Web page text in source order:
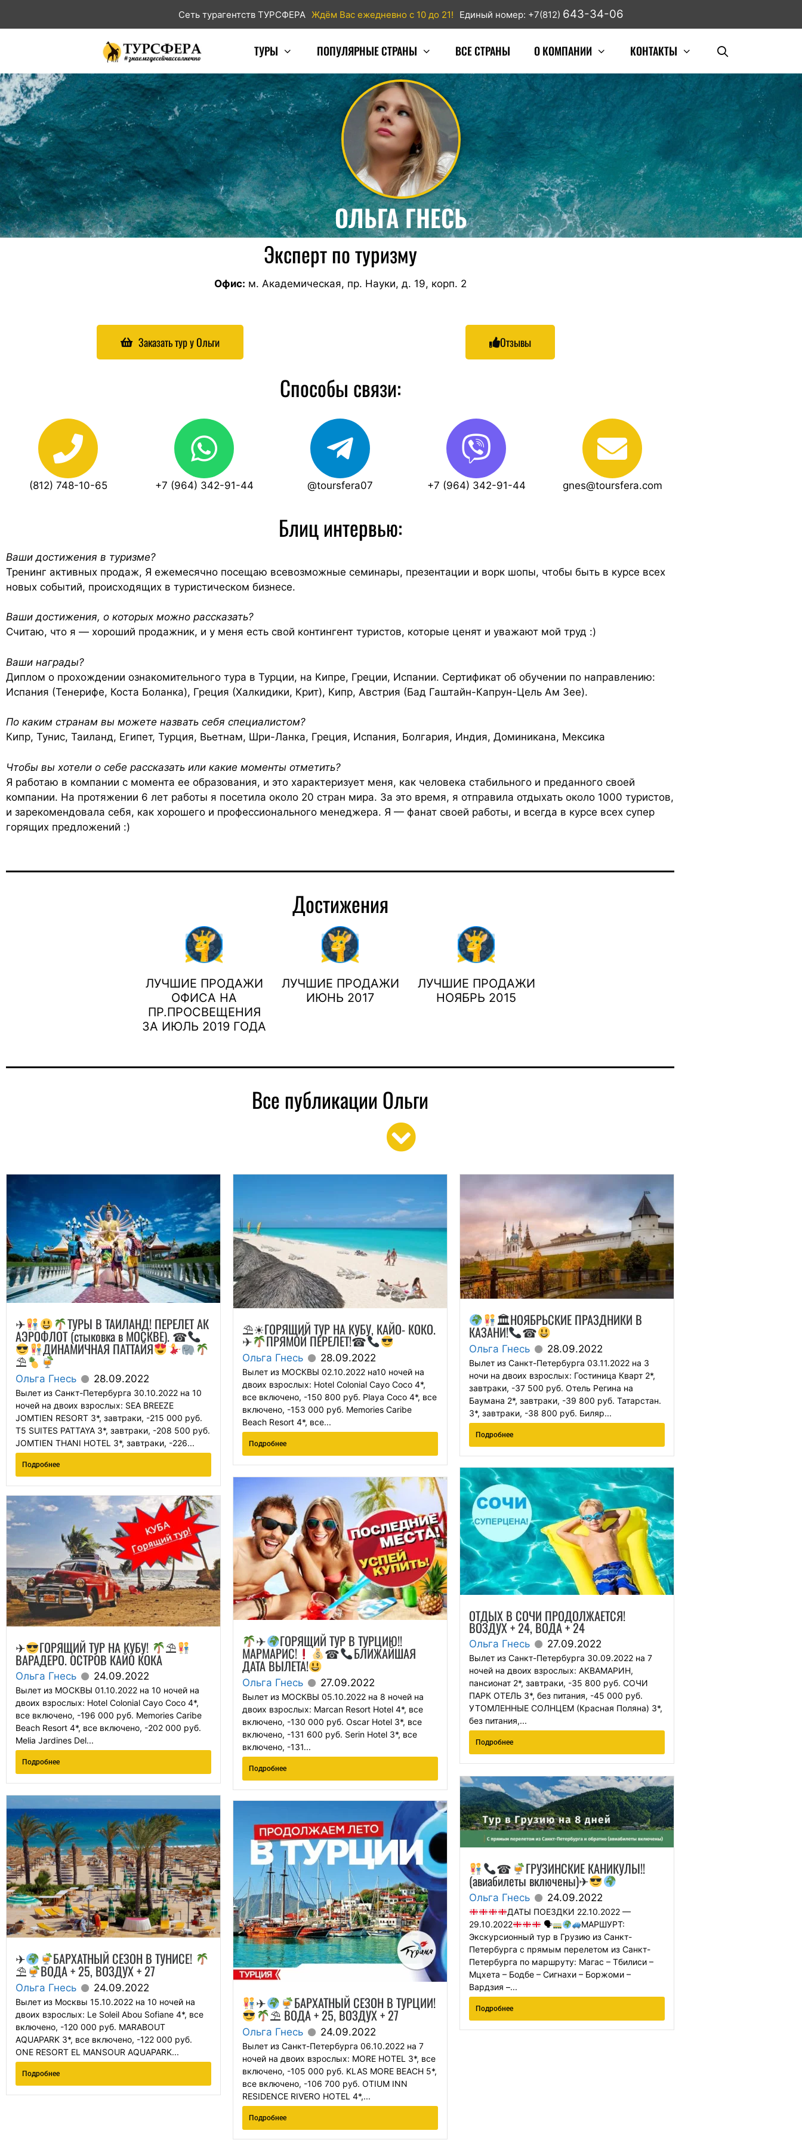
Сеть турагентств ТУРСФЕРА Ждём Вас ежедневно с 10 до 21! Единый номер: +7(812) 643-34-06
ТУРЫ ПОПУЛЯРНЫЕ СТРАНЫ ВСЕ СТРАНЫ О КОМПАНИИ КОНТАКТЫ
ОЛЬГА ГНЕСЬ
Эксперт по туризму
Офис: м. Академическая, пр. Науки, д. 19, корп. 2
Заказать тур у Ольги Отзывы
Способы связи:
(812) 748-10-65 +7 (964) 342-91-44 @toursfera07 +7 (964) 342-91-44 gnes@toursfera.com
Блиц интервью:
Ваши достижения в туризме?
Тренинг активных продаж, Я ежемесячно посещаю всевозможные семинары, презентации и ворк шопы, чтобы быть в курсе всех
новых событий, происходящих в туристическом бизнесе.
Ваши достижения, о которых можно рассказать?
Считаю, что я — хороший продажник, и у меня есть свой контингент туристов, которые ценят и уважают мой труд :)
Ваши награды?
Диплом о прохождении ознакомительного тура в Турции, на Кипре, Греции, Испании. Сертификат об обучении по направлению:
Испания (Тенерифе, Коста Боланка), Греция (Халкидики, Крит), Кипр, Австрия (Бад Гаштайн-Капрун-Цель Ам Зее).
По каким странам вы можете назвать себя специалистом?
Кипр, Тунис, Таиланд, Египет, Турция, Вьетнам, Шри-Ланка, Греция, Испания, Болгария, Индия, Доминикана, Мексика
Чтобы вы хотели о себе рассказать или какие моменты отметить?
Я работаю в компании с момента ее образования, и это характеризует меня, как человека стабильного и преданного своей
компании. На протяжении 6 лет работы я посетила около 20 стран мира. За это время, я отправила отдыхать около 1000 туристов,
и зарекомендовала себя, как хорошего и профессионального менеджера. Я — фанат своей работы, и всегда в курсе всех супер
горящих предложений :)
Достижения
ЛУЧШИЕ ПРОДАЖИ
ОФИСА НА
ПР.ПРОСВЕЩЕНИЯ
ЗА ИЮЛЬ 2019 ГОДА
ЛУЧШИЕ ПРОДАЖИ
ИЮНЬ 2017
ЛУЧШИЕ ПРОДАЖИ
НОЯБРЬ 2015
Все публикации Ольги
✈ ТУРЫ В ТАИЛАНД! ПЕРЕЛЕТ АК
АЭРОФЛОТ (стыковка в МОСКВЕ). ☎
ДИНАМИЧНАЯ ПАТТАЙЯ
⛱
Ольга Гнесь 28.09.2022
Вылет из Санкт-Петербурга 30.10.2022 на 10
ночей на двоих взрослых: SEA BREEZE
JOMTIEN RESORT 3*, завтраки, -215 000 руб.
T5 SUITES PATTAYA 3*, завтраки, -208 500 руб.
JOMTIEN THANI HOTEL 3*, завтраки, -226...
Подробнее
⛱☀ГОРЯЩИЙ ТУР НА КУБУ, КАЙО- КОКО.
✈ ПРЯМОЙ ПЕРЕЛЕТ!☎
Ольга Гнесь 28.09.2022
Вылет из МОСКВЫ 02.10.2022 на10 ночей на
двоих взрослых: Hotel Colonial Cayo Coco 4*,
все включено, -150 800 руб. Playa Coco 4*, все
включено, -153 000 руб. Memories Caribe
Beach Resort 4*, все...
Подробнее
🏛НОЯБРЬСКИЕ ПРАЗДНИКИ В
КАЗАНИ! ☎
Ольга Гнесь 28.09.2022
Вылет из Санкт-Петербурга 03.11.2022 на 3
ночи на двоих взрослых: Гостиница Кварт 2*,
завтраки, -37 500 руб. Отель Регина на
Баумана 2*, завтраки, -39 800 руб. Татарстан.
3*, завтраки, -38 800 руб. Биляр...
Подробнее
ОТДЫХ В СОЧИ ПРОДОЛЖАЕТСЯ!
ВОЗДУХ + 24, ВОДА + 24
Ольга Гнесь 27.09.2022
Вылет из Санкт-Петербурга 30.09.2022 на 7
ночей на двоих взрослых: АКВАМАРИН,
пансионат 2*, завтраки, -35 800 руб. СОЧИ
ПАРК ОТЕЛЬ 3*, без питания, -45 000 руб.
УТОМЛЕННЫЕ СОЛНЦЕМ (Красная Поляна) 3*,
без питания,...
Подробнее
✈ ГОРЯЩИЙ ТУР В ТУРЦИЮ!!
МАРМАРИС! ☎ БЛИЖАЙШАЯ
ДАТА ВЫЛЕТА!
Ольга Гнесь 27.09.2022
Вылет из МОСКВЫ 05.10.2022 на 8 ночей на
двоих взрослых: Marcan Resort Hotel 4*, все
включено, -130 000 руб. Oscar Hotel 3*, все
включено, -131 600 руб. Serin Hotel 3*, все
включено, -131...
Подробнее
✈ ГОРЯЩИЙ ТУР НА КУБУ! ⛱
ВАРАДЕРО. ОСТРОВ КАЙО КОКА
Ольга Гнесь 24.09.2022
Вылет из МОСКВЫ 01.10.2022 на 10 ночей на
двоих взрослых: Hotel Colonial Cayo Coco 4*,
все включено, -196 000 руб. Memories Caribe
Beach Resort 4*, все включено, -202 000 руб.
Melia Jardines Del...
Подробнее
☎ ГРУЗИНСКИЕ КАНИКУЛЫ!!
(авиабилеты включены)✈
Ольга Гнесь 24.09.2022
ДАТЫ ПОЕЗДКИ 22.10.2022 —
29.10.2022
🗣
МАРШУРТ:
Экскурсионный тур в Грузию из Санкт-
Петербурга с прямым перелетом из Санкт-
Петербурга по маршруту: Магас – Тбилиси –
Мцхета – Бодбе – Сигнахи – Боржоми –
Вардзия –...
Подробнее
✈ БАРХАТНЫЙ СЕЗОН В ТУНИСЕ!
⛱ ВОДА + 25, ВОЗДУХ + 27
Ольга Гнесь 24.09.2022
Вылет из Москвы 15.10.2022 на 10 ночей на
двоих взрослых: Le Soleil Abou Sofiane 4*, все
включено, -120 000 руб. MARABOUT
AQUAPARK 3*, все включено, -122 000 руб.
ONE RESORT EL MANSOUR AQUAPARK...
Подробнее
✈ БАРХАТНЫЙ СЕЗОН В ТУРЦИИ!
⛱ ВОДА + 25, ВОЗДУХ + 27
Ольга Гнесь 24.09.2022
Вылет из Санкт-Петербурга 06.10.2022 на 7
ночей на двоих взрослых: MORE HOTEL 3*, все
включено, -105 000 руб. KLAS MORE BEACH 5*,
все включено, -106 700 руб. OTIUM INN
RESIDENCE RIVERO HOTEL 4*,...
Подробнее